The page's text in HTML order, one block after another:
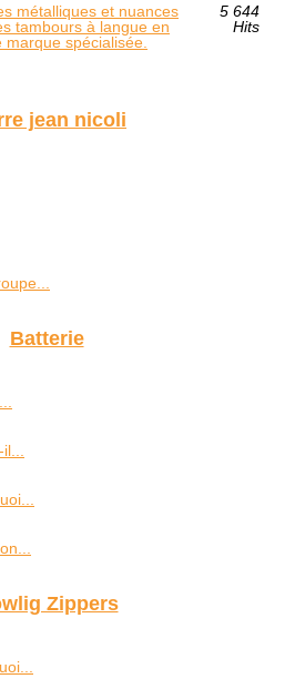
métalliques et nuances
tambours à langue en
marque spécialisée.
5 644
Hits
jean nicoli
Batterie
Zippers